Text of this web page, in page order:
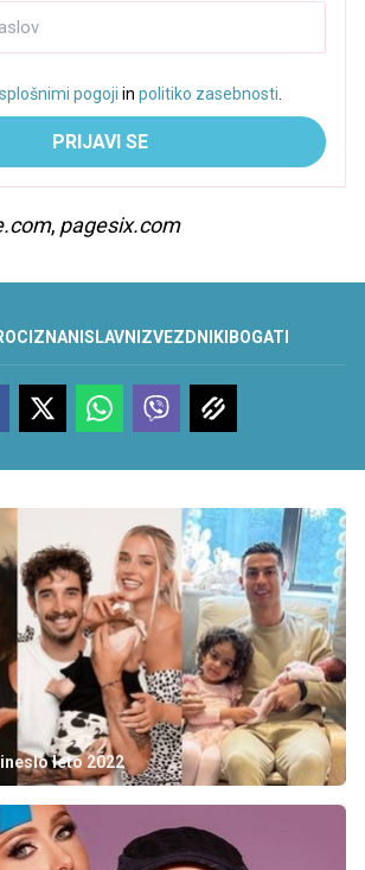
splošnimi pogoji in politiko zasebnosti
PRIJAVI SE
, pagesix.com
ZNANI SLAVNI ZVEZDNIKI BOGATI
leto 2022